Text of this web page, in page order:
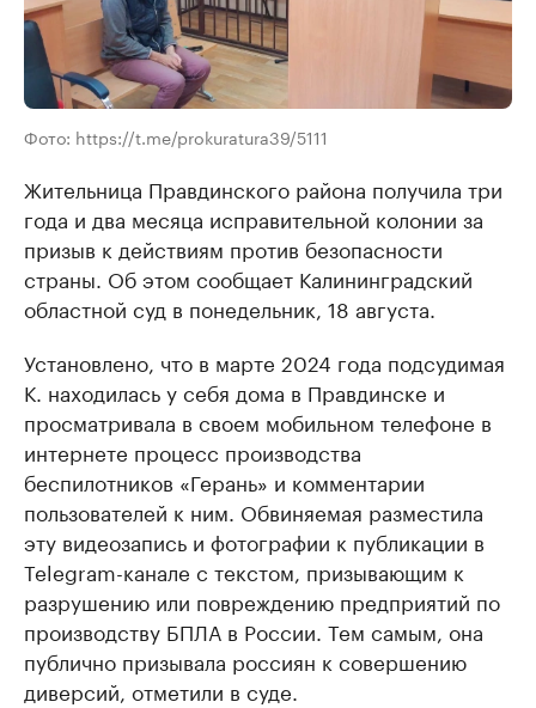
Фото: https://t.me/prokuratura39/5111
Жительница Правдинского района получила три
года и два месяца исправительной колонии за
призыв к действиям против безопасности
страны. Об этом сообщает Калининградский
областной суд в понедельник, 18 августа.
Установлено, что в марте 2024 года подсудимая
К. находилась у себя дома в Правдинске и
просматривала в своем мобильном телефоне в
интернете процесс производства
беспилотников «Герань» и комментарии
пользователей к ним. Обвиняемая разместила
эту видеозапись и фотографии к публикации в
Telegram-канале с текстом, призывающим к
разрушению или повреждению предприятий по
производству БПЛА в России. Тем самым, она
публично призывала россиян к совершению
диверсий, отметили в суде.